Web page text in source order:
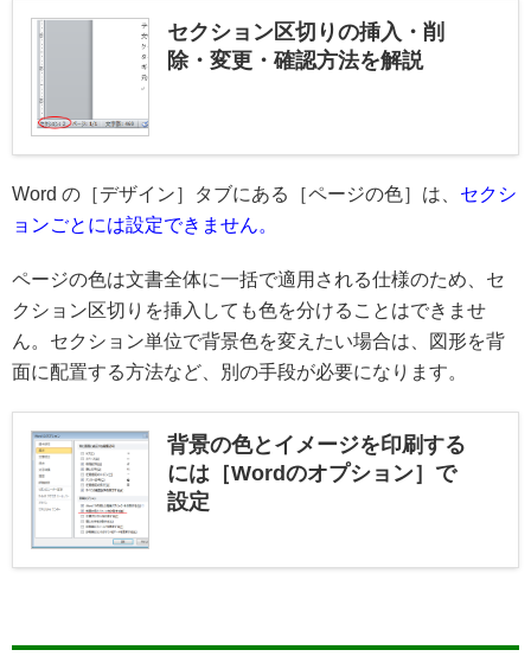
セクション区切りの挿入・削
除・変更・確認方法を解説
Word の［デザイン］タブにある［ページの色］は、 セクシ
ョンごとには設定できません。
ページの色は文書全体に一括で適用される仕様のため、セ
クション区切りを挿入しても色を分けることはできませ
ん。セクション単位で背景色を変えたい場合は、図形を背
面に配置する方法など、別の手段が必要になります。
背景の色とイメージを印刷する
には［Wordのオプション］で
設定